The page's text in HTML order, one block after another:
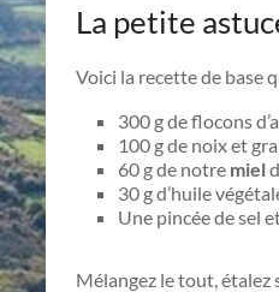
La petite
Voici la recette de base
300 g de flocons
100 g de noix et
60 g de notre miel
30 g d’huile
Une pincée de sel
Mélangez le tout, étalez